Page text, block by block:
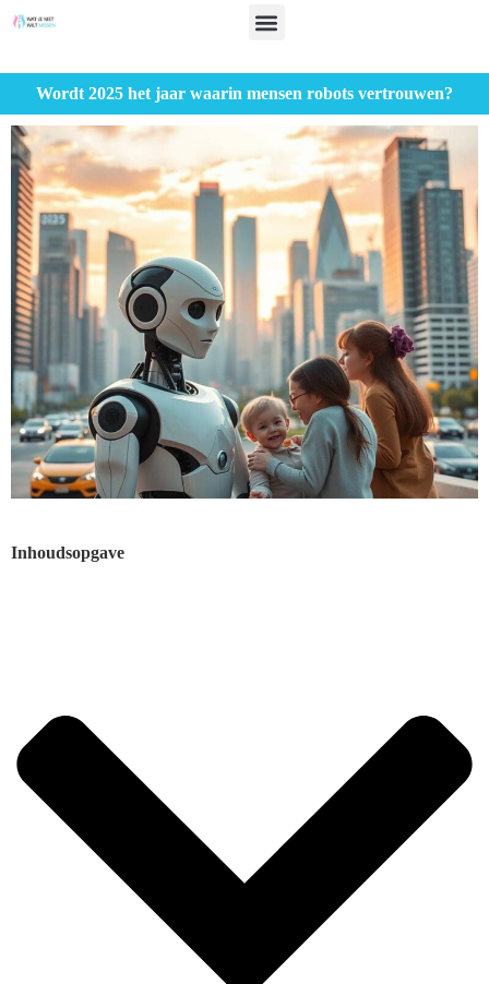
Wordt 2025 het jaar waarin mensen robots vertrouwen?
Inhoudsopgave